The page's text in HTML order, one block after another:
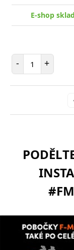
E-shop
- Počet položek
+